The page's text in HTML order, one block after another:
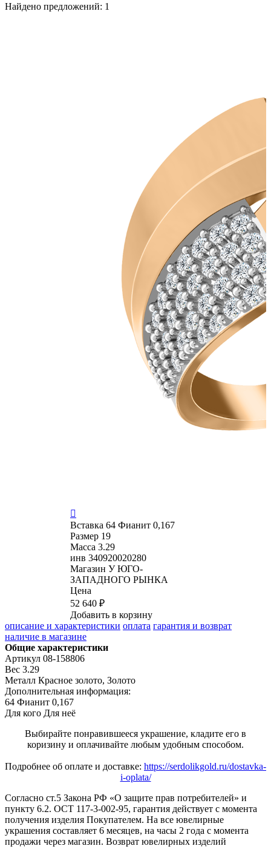
Найдено предложений: 1

Вставка 64 Фианит 0,167
Размер 19
Масса 3.29
инв 340920020280
Магазин У ЮГО-
ЗАПАДНОГО РЫНКА
Цена
52 640 ₽
Добавить в корзину
описание и характеристики оплата гарантия и возврат
наличие в магазине
Общие характеристики
Артикул 08-158806
Вес 3.29
Металл Красное золото, Золото
Дополнительная информация:
64 Фианит 0,167
Для кого Для неё
Выбирайте понравившееся украшение, кладите его в
коризину и оплачивайте любым удобным способом.
Подробнее об оплате и доставке: https://serdolikgold.ru/dostavka-
i-oplata/
Согласно ст.5 Закона РФ «О защите прав потребителей» и
пункту 6.2. ОСТ 117-3-002-95, гарантия действует с момента
получения изделия Покупателем. На все ювелирные
украшения составляет 6 месяцев, на часы 2 года с момента
продажи через магазин. Возврат ювелирных изделий